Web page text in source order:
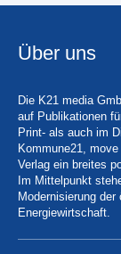
Über uns
Die K21 media
auf Publikationen
Print- als auch im
Kommune21,
Verlag ein breites
Im Mittelpunkt
Modernisierung
Energiewirtschaft.